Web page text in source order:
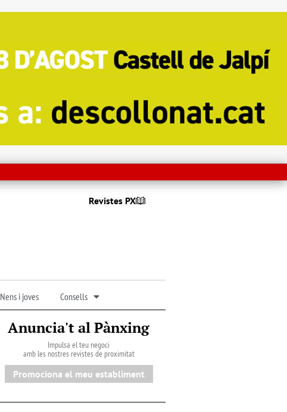
Revistes PX
Nens i joves Consells
Anuncia't al Pànxing
Impulsa el teu negoci
amb les nostres revistes de proximitat
Promociona el meu establiment